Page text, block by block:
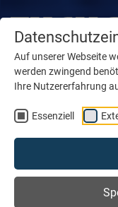
Auf unserer Webseite
werden zwingend
Ihre Nutzererfahrung
Essenziell